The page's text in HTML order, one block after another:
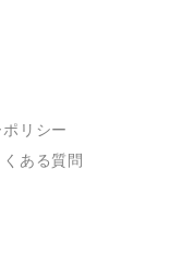
リシー
くある質問